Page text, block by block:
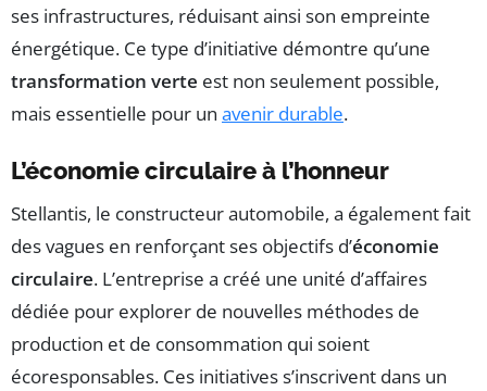
ses infrastructures, réduisant ainsi son empreinte
énergétique. Ce type d’initiative démontre qu’une
transformation verte est non seulement possible,
mais essentielle pour un avenir durable.
L’économie circulaire à l’honneur
Stellantis, le constructeur automobile, a également fait
des vagues en renforçant ses objectifs d’économie
circulaire. L’entreprise a créé une unité d’affaires
dédiée pour explorer de nouvelles méthodes de
production et de consommation qui soient
écoresponsables. Ces initiatives s’inscrivent dans un